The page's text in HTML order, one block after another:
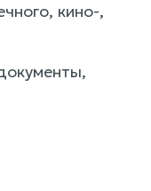
кино-,